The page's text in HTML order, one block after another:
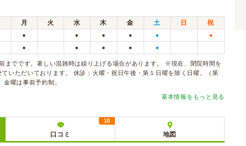
月 火 水 木 金 土 日
祝
● ● ● ● ● ●
● ● ● ● ●
までです。著しい混雑時は繰り上げる場合があります。 ※現在、閉院時間を
いただいております。 休診：火曜・祝日午後・第１日曜を除く日曜。（第
金曜は事前予約制。
基本情報をもっと見る
口コミ
10
地図